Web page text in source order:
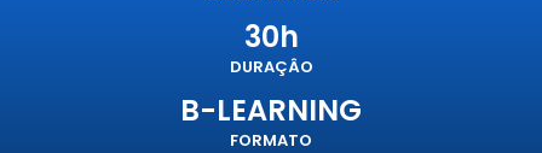
30h
DURAÇÂO
B-LEARNING
FORMATO